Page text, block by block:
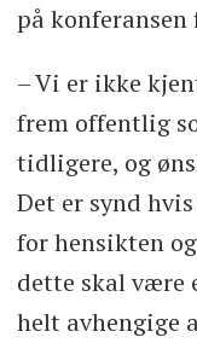
på konferansen
– Vi er ikke
frem offentlig
tidligere, og
Det er synd
for hensikten
dette skal være
helt avhengige